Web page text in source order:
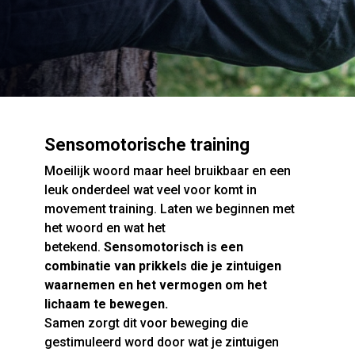
Sensomotorische training
Moeilijk woord maar heel bruikbaar en een
leuk onderdeel wat veel voor komt in
movement training. Laten we beginnen met
het woord en wat het
betekend. Sensomotorisch is een
combinatie van prikkels die je zintuigen
waarnemen en het vermogen om het
lichaam te bewegen.
Samen zorgt dit voor beweging die
gestimuleerd word door wat je zintuigen